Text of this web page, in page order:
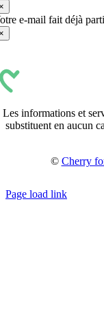
e-mail fait déjà
Les informations et
substituent en aucun
© Cherry
Page load link